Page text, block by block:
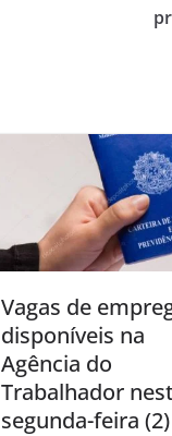
Vagas de
disponíveis na
Agência do
Trabalhador
segunda-feira (2)